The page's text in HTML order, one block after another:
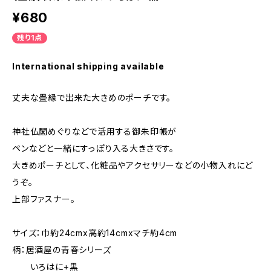
¥680
残り1点
International shipping available
丈夫な畳縁で出来た大きめのポーチです。
神社仏閣めぐりなどで活用する御朱印帳が
ペンなどと一緒にすっぽり入る大きさです。
大きめポーチとして、化粧品やアクセサリーなどの小物入れにど
うぞ。
上部ファスナー。
サイズ：巾約24cmx高約14cmxマチ約4cm
柄：居酒屋の青春シリーズ
いろはに+黒